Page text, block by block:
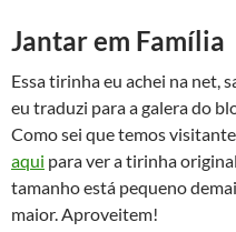
Jantar em Família
Essa tirinha eu achei na net,
eu traduzi para a galera do
Como sei que temos
aqui para ver a tirinha
tamanho está pequeno
maior. Aproveitem!